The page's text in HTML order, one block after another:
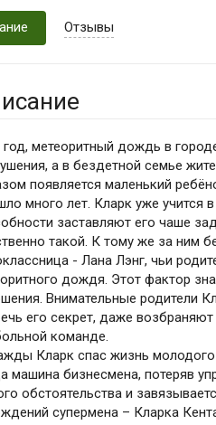
Отзывы
год, метеоритный дождь в
а в бездетной семье
появляется маленький
много лет. Кларк уже учится
заставляют его чаше
такой. К тому же за ним
- Лана Лэнг, чьи
дождя. Этот фактор
Внимательные родители
его секрет, даже
команде.
Кларк спас жизнь
машина бизнесмена, потеряв
обстоятельства и
супермена – Кларка